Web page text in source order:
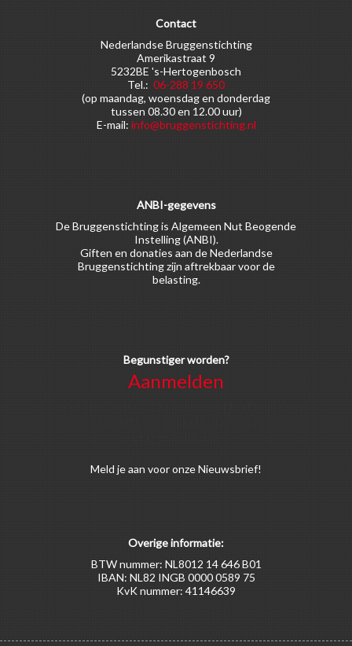
Contact
Nederlandse Bruggenstichting
Amerikastraat 9
5232BE 's-Hertogenbosch
Tel.: 06-288 19 650
(op maandag, woensdag en donderdag
tussen 08.30 en 12.00 uur)
E-mail: info@bruggenstichting.nl
ANBI-gegevens
De Bruggenstichting is Algemeen Nut Beogende
Instelling (ANBI).
Giften en donaties aan de Nederlandse
Bruggenstichting zijn aftrekbaar voor de
belasting.
Begunstiger worden?
Aanmelden
Meld je aan voor onze Nieuwsbrief!
Overige informatie:
BTW nummer: NL8012 14 646 B01
IBAN: NL82 INGB 0000 0589 75
KvK nummer: 41146639